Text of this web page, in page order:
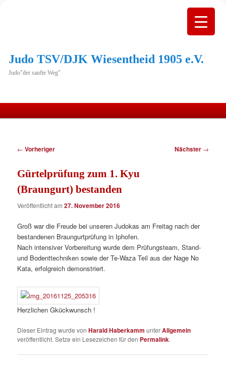
Judo TSV/DJK Wiesentheid 1905 e.V.
Judo"der sanfte Weg"
springen
Beitragsnavigation
← Vorheriger Nächster →
Gürtelprüfung zum 1. Kyu
(Braungurt) bestanden
Veröffentlicht am27. November 2016
Groß war die Freude bei unseren Judokas am Freitag nach der
bestandenen Braungurtprüfung in Iphofen.
Nach intensiver Vorbereitung wurde dem Prüfungsteam, Stand-
und Bodenttechniken sowie der Te-Waza Teil aus der Nage No
Kata, erfolgreich demonstriert.
Herzlichen Gkückwunsch !
Dieser Eintrag wurde vonHarald Haberkamm unterAllgemein
veröffentlicht. Setze ein Lesezeichen für den Permalink.